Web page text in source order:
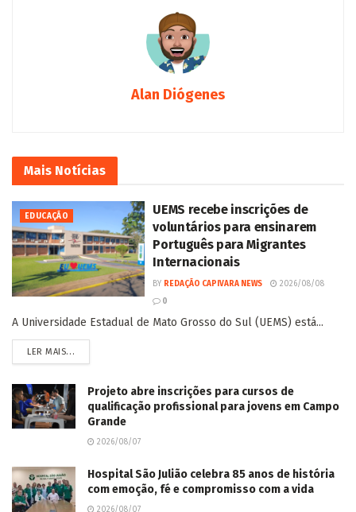
Alan Diógenes
Mais Notícias
EDUCAÇÃO
UEMS recebe inscrições de
voluntários para ensinarem
Português para Migrantes
Internacionais
BY REDAÇÃO CAPIVARA NEWS
2026/08/08
0
A Universidade Estadual de Mato Grosso do Sul (UEMS) está...
LER MAIS...
Projeto abre inscrições para cursos de
qualificação profissional para jovens em Campo
Grande
2026/08/07
Hospital São Julião celebra 85 anos de história
com emoção, fé e compromisso com a vida
2026/08/07